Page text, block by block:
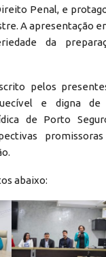
Penal, e
A apresentação
da
pelos
e digna
de Porto
abaixo: